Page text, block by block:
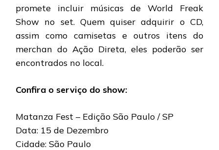
promete incluir músicas de World Freak
Show no set. Quem quiser adquirir o CD,
assim como camisetas e outros itens do
merchan do Ação Direta, eles poderão ser
encontrados no local.
Confira o serviço do show:
Matanza Fest – Edição São Paulo / SP
Data: 15 de Dezembro
Cidade: São Paulo